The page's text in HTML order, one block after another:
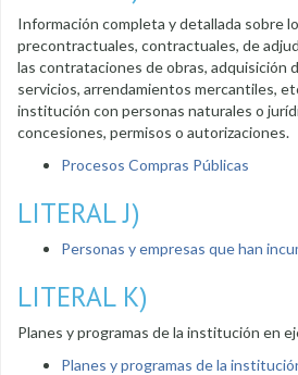
Información completa y detallada sobre
precontractuales, contractuales, de
las contrataciones de obras, adquisición
servicios, arrendamientos mercantiles,
institución con personas naturales o
concesiones, permisos o autorizaciones.
Procesos Compras Públicas
LITERAL J)
Personas y empresas que han
LITERAL K)
Planes y programas de la institución en
Planes y programas de la